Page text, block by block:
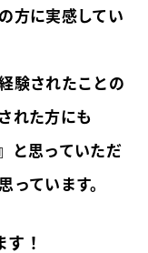
方に実感してい
験されたことの
れた方にも
と思っていただ
ています。
！